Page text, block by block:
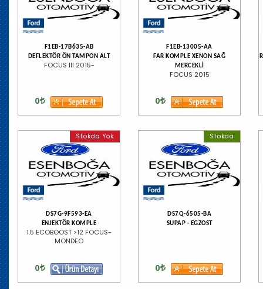
F1EB-17B635-AB
DEFLEKTÖR ÖN TAMPON ALT
FOCUS III 2015-
0
F1EB-13005-AA
FAR KOMPLE XENON SAĞ
MERCEKLİ
FOCUS 2015
0
Stokda Yok
DS7G-9F593-EA
ENJEKTÖR KOMPLE
1.5 ECOBOOST >12 FOCUS-
MONDEO
0
Stokda
DS7Q-6505-BA
SUPAP - EGZOST
0